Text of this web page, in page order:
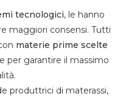
tecnologici, le hanno
maggiori consensi. Tutti
materie prime scelte
per garantire il massimo
produttrici di materassi,